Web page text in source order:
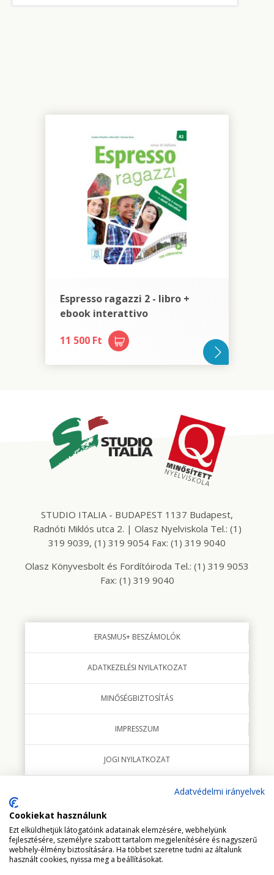
Espresso ragazzi 2 - libro +
ebook interattivo
11 500 Ft
STUDIO ITALIA - BUDAPEST 1137 Budapest,
Radnóti Miklós utca 2. | Olasz Nyelviskola Tel.: (1)
319 9039, (1) 319 9054 Fax: (1) 319 9040
Olasz Könyvesbolt és Fordítóiroda Tel.: (1) 319 9053
Fax: (1) 319 9040
ERASMUS+ BESZÁMOLÓK
ADATKEZELÉSI NYILATKOZAT
MINŐSÉGBIZTOSÍTÁS
IMPRESSZUM
JOGI NYILATKOZAT
© 2018 minden jog fenntartva Studio Italia Kft.
Adatvédelmi irányelvek
Cookiekat használunk
Ezt elküldhetjük látogatóink adatainak elemzésére, webhelyünk
fejlesztésére, személyre szabott tartalom megjelenítésére és nagyszerű
webhely-élmény biztosítására. Ha többet szeretne tudni az általunk
használt cookies, nyissa meg a beállításokat.